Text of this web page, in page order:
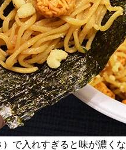
で入れすぎると味が濃くな